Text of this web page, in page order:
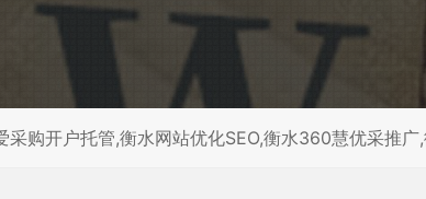
购开户托管,衡水网站优化SEO,衡水360慧优采推